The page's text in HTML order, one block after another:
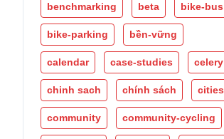
benchmarking beta bike-bus
bike-parking bền-vững
calendar case-studies celery
chinh sach chính sách cities
community community-cycling